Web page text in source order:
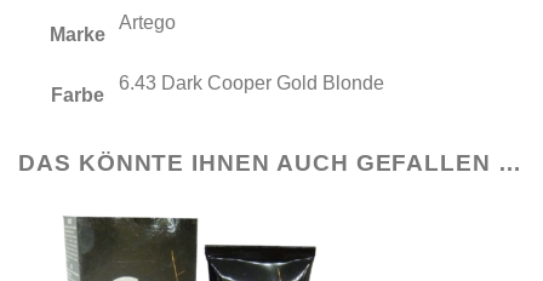
Marke
Artego
Farbe
6.43 Dark Cooper Gold Blonde
DAS KÖNNTE IHNEN AUCH GEFALLEN …